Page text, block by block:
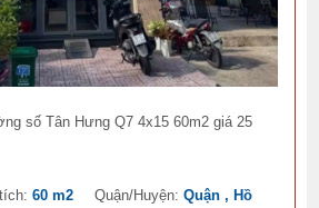
số Tân Hưng Q7 4x15 60m2 giá 25
tích:60 m2 Quận/Huyện:Quận , Hồ